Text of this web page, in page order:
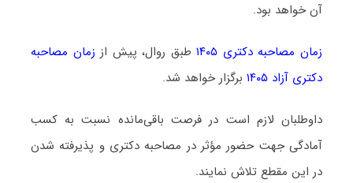
آن خواهد بود.
زمان مصاحبه دکتری ۱۴۰۵ طبق روال، پیش از زمان مصاحبه
دکتری آزاد ۱۴۰۵
برگزار خواهد شد.
داوطلبان لازم است در فرصت باقی‌مانده نسبت به کسب
آمادگی جهت حضور مؤثر در مصاحبه دکتری و پذیرفته شدن
در این مقطع تلاش نمایند.